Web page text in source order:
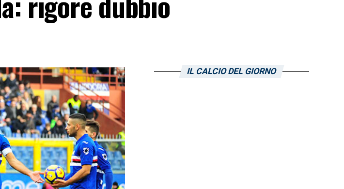
IL CALCIO DEL GIORNO